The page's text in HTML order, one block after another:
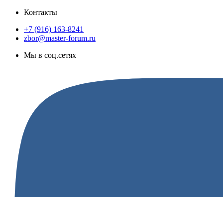
Контакты
+7 (916) 163-8241
zbor@master-forum.ru
Мы в соц.сетях